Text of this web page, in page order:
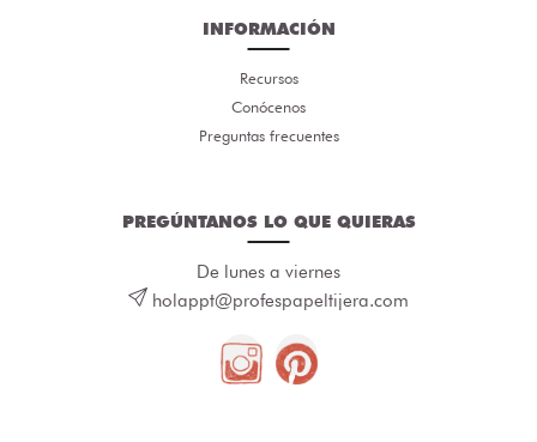
INFORMACIÓN
Recursos
Conócenos
Preguntas frecuentes
PREGÚNTANOS LO QUE QUIERAS
De lunes a viernes
holappt@profespapeltijera.com